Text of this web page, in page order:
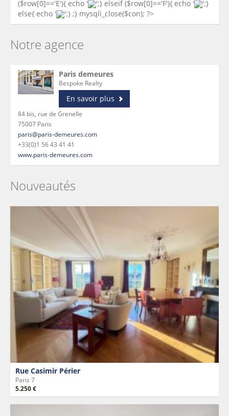
($row[0]=='E'){ echo '
';} elseif ($row[0]=='F'){ echo '
';}
else{ echo '
';} ;} mysqli_close($con); ?>
Notre agence
Paris demeures
Bespoke Realty
En savoir plus
84 bis, rue de Grenelle
75007 Paris
paris@paris-demeures.com
+33(0)1 56 43 41 41
www.paris-demeures.com
Nouveautés
Rue Casimir Périer
Paris 7
5.250 €